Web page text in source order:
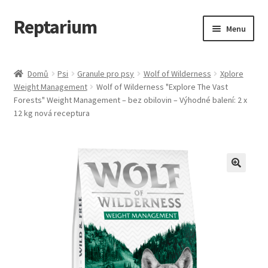
Přeskočit
na
Přejít
k
webu
Reptarium Menu
Košík
Malá zvířata — Klece, krmivo, vybavení
Domů Psi Granule pro psy Wolf of Wilderness
Xplore
Weight Management
Wolf of Wilderness "Explore The Vast
Forests" Weight Management – bez obilovin – Výhodné balení: 2 x
12 kg nová receptura